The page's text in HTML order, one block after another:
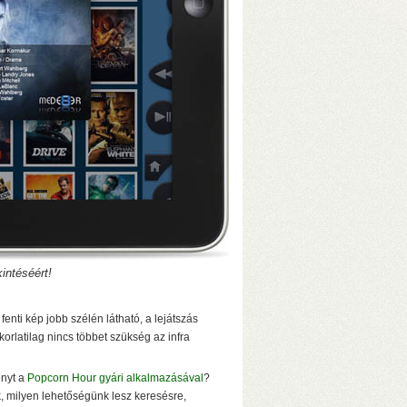
mód a hátlapi kapcsolóval
s sebesség USB3-on (230–250
hoz
S905W2 processzor, 4+32 GB memória
– Lejátszás SD-kártyáról, USB-ről és
kép jobb szélén látható, a lejátszás
nincs többet szükség az infra
a Popcorn Hour gyári alkalmazásával ?
milyen lehetőségünk lesz keresésre,